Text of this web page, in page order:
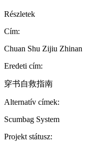
Részletek
Cím:
Chuan Shu Zijiu Zhinan
Eredeti cím:
穿书自救指南
Alternatív címek:
Scumbag System
Projekt státusz: